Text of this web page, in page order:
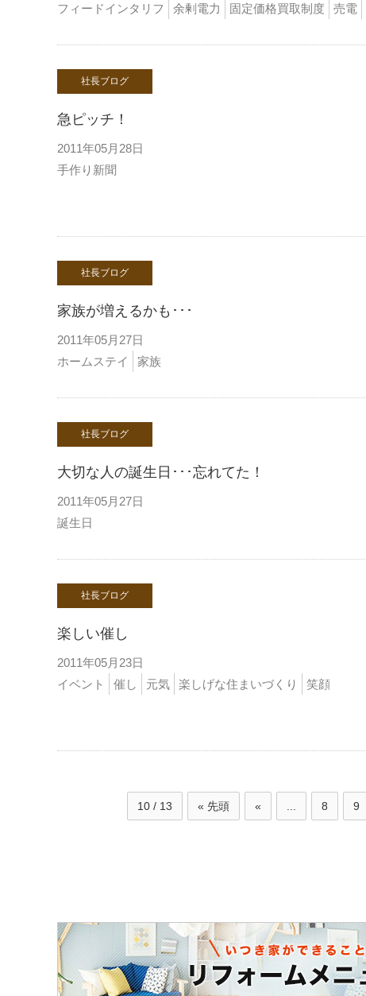
フィードインタリフ
余剰電力 固定価格買取制度 売電
社長ブログ
急ピッチ！
2011年05月28日
手作り新聞
社長ブログ
家族が増えるかも･･･
2011年05月27日
ホームステイ
家族
社長ブログ
大切な人の誕生日･･･忘れてた！
2011年05月27日
誕生日
社長ブログ
楽しい催し
2011年05月23日
イベント
催し 元気 楽しげな住まいづくり 笑顔
10 / 13 « 先頭 « 8 9